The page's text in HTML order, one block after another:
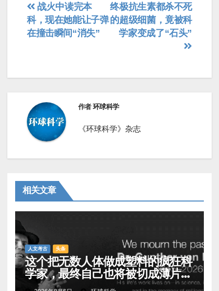
文
章
终极抗生素都杀不死
的超级细菌，竟被科
学家变成了“石头”
战火中读完本
科，现在她能让子弹
在撞击瞬间“消失”
作者环球科学
《环球科学》杂志
相关文章
人文考古 头条
这个把无数人体做成塑料的疯狂科
学家，最终自己也将被切成薄片展
出